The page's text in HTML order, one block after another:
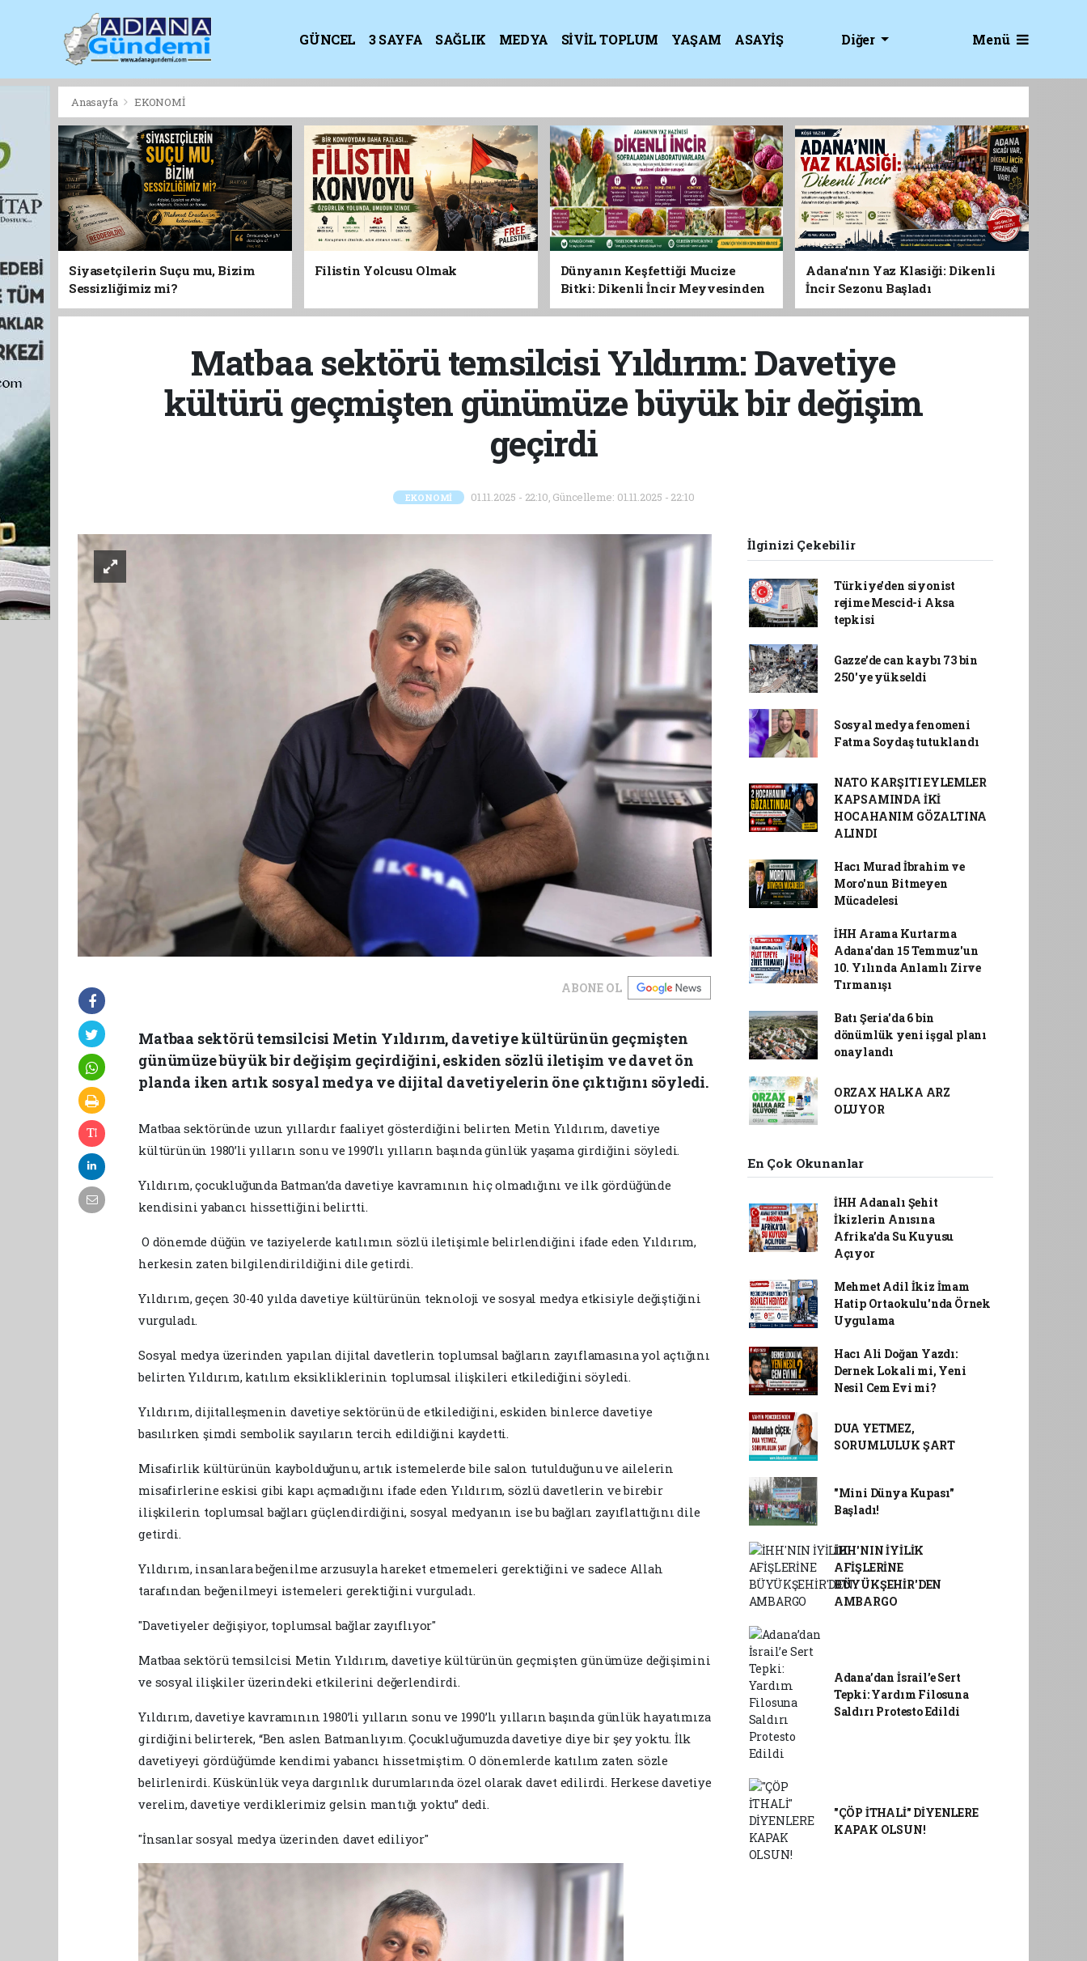
GÜNCEL 3 SAYFA SAĞLIK MEDYA SİVİL TOPLUM YAŞAM
ASAYİŞ
Diğer Menü
Anasayfa EKONOMİ
Siyasetçilerin Suçu mu, Bizim
Sessizliğimiz mi?
Filistin Yolcusu Olmak
Dünyanın Keşfettiği Mucize
Bitki: Dikenli İncir Meyvesinden
Yaprağına Geleceğin Süper Gıdası
Adana'nın Yaz Klasiği: Dikenli
İncir Sezonu Başladı
Matbaa sektörü temsilcisi Yıldırım: Davetiye
kültürü geçmişten günümüze büyük bir değişim
geçirdi
EKONOMİ 01.11.2025 - 22:10, Güncelleme: 01.11.2025 - 22:10
ABONE OL
Matbaa sektörü temsilcisi Metin Yıldırım, davetiye kültürünün geçmişten
günümüze büyük bir değişim geçirdiğini, eskiden sözlü iletişim ve davet ön
planda iken artık sosyal medya ve dijital davetiyelerin öne çıktığını söyledi.
Matbaa sektöründe uzun yıllardır faaliyet gösterdiğini belirten Metin Yıldırım, davetiye
kültürünün 1980’li yılların sonu ve 1990’lı yılların başında günlük yaşama girdiğini söyledi.
Yıldırım, çocukluğunda Batman’da davetiye kavramının hiç olmadığını ve ilk gördüğünde
kendisini yabancı hissettiğini belirtti.
O dönemde düğün ve taziyelerde katılımın sözlü iletişimle belirlendiğini ifade eden Yıldırım,
herkesin zaten bilgilendirildiğini dile getirdi.
Yıldırım, geçen 30-40 yılda davetiye kültürünün teknoloji ve sosyal medya etkisiyle değiştiğini
vurguladı.
Sosyal medya üzerinden yapılan dijital davetlerin toplumsal bağların zayıflamasına yol açtığını
belirten Yıldırım, katılım eksikliklerinin toplumsal ilişkileri etkilediğini söyledi.
Yıldırım, dijitalleşmenin davetiye sektörünü de etkilediğini, eskiden binlerce davetiye
basılırken şimdi sembolik sayıların tercih edildiğini kaydetti.
Misafirlik kültürünün kaybolduğunu, artık istemelerde bile salon tutulduğunu ve ailelerin
misafirlerine eskisi gibi kapı açmadığını ifade eden Yıldırım, sözlü davetlerin ve birebir
ilişkilerin toplumsal bağları güçlendirdiğini, sosyal medyanın ise bu bağları zayıflattığını dile
getirdi.
Yıldırım, insanlara beğenilme arzusuyla hareket etmemeleri gerektiğini ve sadece Allah
tarafından beğenilmeyi istemeleri gerektiğini vurguladı.
"Davetiyeler değişiyor, toplumsal bağlar zayıflıyor"
Matbaa sektörü temsilcisi Metin Yıldırım, davetiye kültürünün geçmişten günümüze değişimini
ve sosyal ilişkiler üzerindeki etkilerini değerlendirdi.
Yıldırım, davetiye kavramının 1980’li yılların sonu ve 1990’lı yılların başında günlük hayatımıza
girdiğini belirterek, “Ben aslen Batmanlıyım. Çocukluğumuzda davetiye diye bir şey yoktu. İlk
davetiyeyi gördüğümde kendimi yabancı hissetmiştim. O dönemlerde katılım zaten sözle
belirlenirdi. Küskünlük veya dargınlık durumlarında özel olarak davet edilirdi. Herkese davetiye
verelim, davetiye verdiklerimiz gelsin mantığı yoktu” dedi.
"İnsanlar sosyal medya üzerinden davet ediliyor"
İlginizi Çekebilir
Türkiye'den siyonist
rejime Mescid-i Aksa
tepkisi
Gazze’de can kaybı 73 bin
250'ye yükseldi
Sosyal medya fenomeni
Fatma Soydaş tutuklandı
NATO KARŞITI EYLEMLER
KAPSAMINDA İKİ
HOCAHANIM GÖZALTINA
ALINDI
Hacı Murad İbrahim ve
Moro'nun Bitmeyen
Mücadelesi
İHH Arama Kurtarma
Adana'dan 15 Temmuz'un
10. Yılında Anlamlı Zirve
Tırmanışı
Batı Şeria'da 6 bin
dönümlük yeni işgal planı
onaylandı
ORZAX HALKA ARZ
OLUYOR
En Çok Okunanlar
İHH Adanalı Şehit
İkizlerin Anısına
Afrika’da Su Kuyusu
Açıyor
Mehmet Adil İkiz İmam
Hatip Ortaokulu'nda Örnek
Uygulama
Hacı Ali Doğan Yazdı:
Dernek Lokali mi, Yeni
Nesil Cem Evi mi?
DUA YETMEZ,
SORUMLULUK ŞART
"Mini Dünya Kupası"
Başladı!
İHH'NIN İYİLİK
AFİŞLERİNE
BÜYÜKŞEHİR'DEN
AMBARGO
Adana’dan İsrail’e Sert
Tepki: Yardım Filosuna
Saldırı Protesto Edildi
"ÇÖP İTHALİ" DİYENLERE
KAPAK OLSUN!